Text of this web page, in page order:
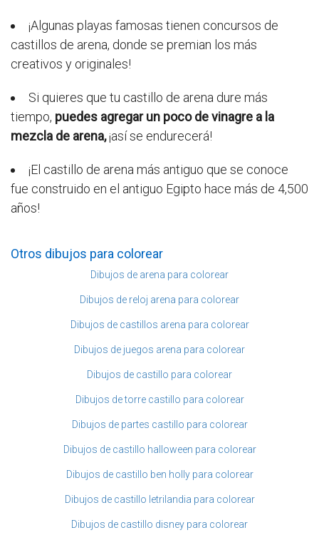
¡Algunas playas famosas tienen concursos de
castillos de arena, donde se premian los más
creativos y originales!
Si quieres que tu castillo de arena dure más
tiempo, puedes agregar un poco de vinagre a la
mezcla de arena,¡así se endurecerá!
¡El castillo de arena más antiguo que se conoce
fue construido en el antiguo Egipto hace más de 4,500
años!
Otros dibujos para colorear
Dibujos de arena para colorear
Dibujos de reloj arena para colorear
Dibujos de castillos arena para colorear
Dibujos de juegos arena para colorear
Dibujos de castillo para colorear
Dibujos de torre castillo para colorear
Dibujos de partes castillo para colorear
Dibujos de castillo halloween para colorear
Dibujos de castillo ben holly para colorear
Dibujos de castillo letrilandia para colorear
Dibujos de castillo disney para colorear